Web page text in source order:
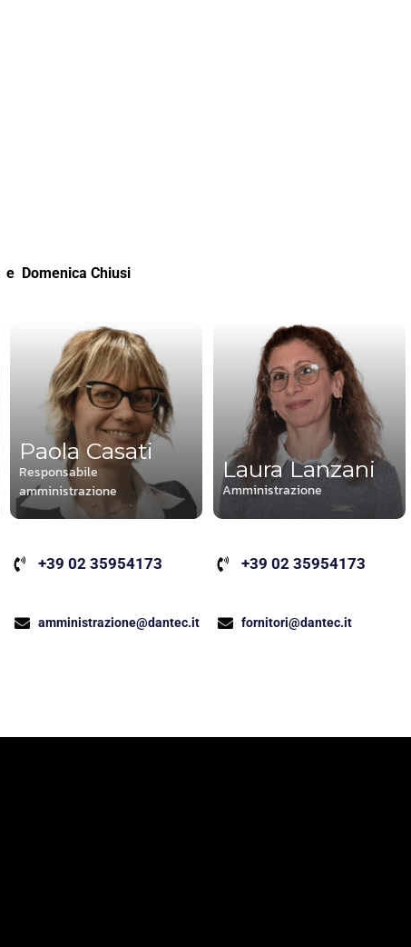
e Domenica Chiusi
Paola Casati
Responsabile
amministrazione
+39 02 35954173
amministrazione@dantec.it
Laura Lanzani
Amministrazione
+39 02 35954173
fornitori@dantec.it